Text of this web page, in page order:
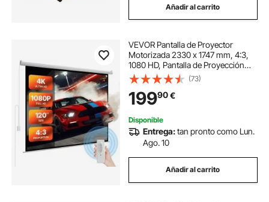
Añadir al carrito
VEVOR Pantalla de Proyector
Motorizada 2330 x 1747 mm, 4:3,
1080 HD, Pantalla de Proyección
Eléctrica de Pared con Control
Remoto, Angular de 160°, Material
de PVC, para Cine en Casa, Oficina
(73)
19990€
Disponible
Entrega:tan pronto como Lun.
Ago. 10
Añadir al carrito